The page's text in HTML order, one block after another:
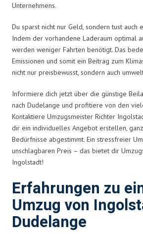
Unternehmens.
Du sparst nicht nur Geld, sondern tust auch
Indem der vorhandene Laderaum optimal
werden weniger Fahrten benötigt. Das
Emissionen und somit ein Beitrag zum
nicht nur preisbewusst, sondern auch
Informiere dich jetzt über die günstige
nach Dudelange und profitiere von den
Kontaktiere Umzugsmeister Richter
dir ein individuelles Angebot erstellen,
Bedürfnisse abgestimmt. Ein stressfreier
unschlagbaren Preis – das bietet dir
Ingolstadt!
Erfahrungen zu
Umzug von
Dudelange